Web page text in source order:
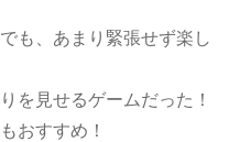
も、あまり緊張せず楽し
を見せるゲームだった！
おすすめ！